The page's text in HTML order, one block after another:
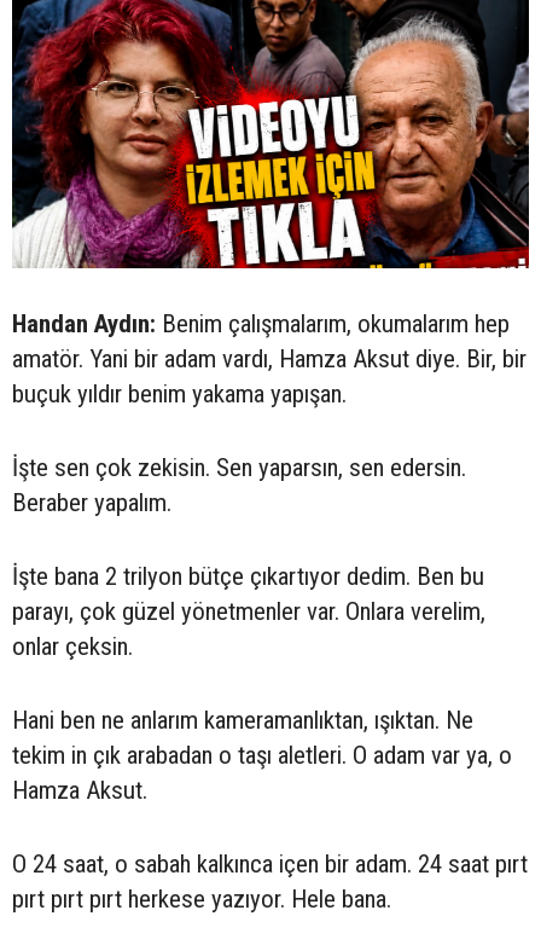
Handan Aydın: Benim çalışmalarım, okumalarım hep
amatör. Yani bir adam vardı, Hamza Aksut diye. Bir, bir
buçuk yıldır benim yakama yapışan.
İşte sen çok zekisin. Sen yaparsın, sen edersin.
Beraber yapalım.
İşte bana 2 trilyon bütçe çıkartıyor dedim. Ben bu
parayı, çok güzel yönetmenler var. Onlara verelim,
onlar çeksin.
Hani ben ne anlarım kameramanlıktan, ışıktan. Ne
tekim in çık arabadan o taşı aletleri. O adam var ya, o
Hamza Aksut.
O 24 saat, o sabah kalkınca içen bir adam. 24 saat pırt
pırt pırt pırt herkese yazıyor. Hele bana.